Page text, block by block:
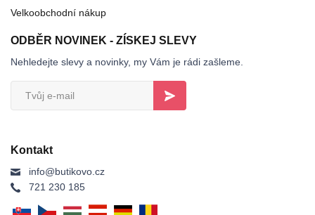
Velkoobchodní nákup
ODBĚR NOVINEK - ZÍSKEJ SLEVY
Nehledejte slevy a novinky, my Vám je rádi zašleme.
Kontakt
info@butikovo.cz
721 230 185